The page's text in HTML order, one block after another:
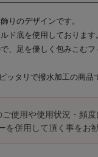
りのデザインです。
ド底を使用しております。
、足を優しく包みこむ
タリで撥水加工の商品
使用や使用状況・頻
併用して頂く事をお